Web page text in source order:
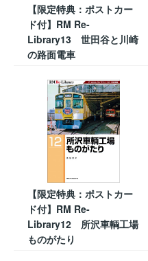
【限定特典：ポストカー
ド付】RM Re-
Library13 世田谷と川崎
の路面電車
【限定特典：ポストカー
ド付】RM Re-
Library12 所沢車輌工場
ものがたり